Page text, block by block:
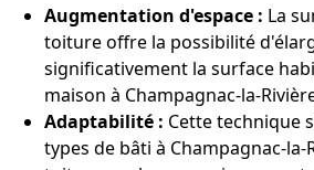
Augmentation d'espace : La
toiture offre la possibilité
significativement la surface
maison à Champagnac-la-
Adaptabilité : Cette technique
types de bâti à Champagnac-la-